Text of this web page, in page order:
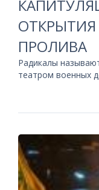
ПРОЛИВА
Радикалы
театром военных